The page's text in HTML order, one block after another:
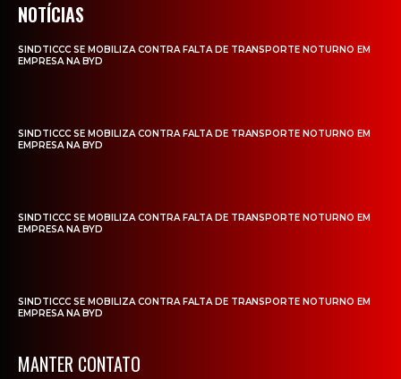
NOTÍCIAS
SINDTICCC SE MOBILIZA CONTRA FALTA DE TRANSPORTE NOTURNO EM
EMPRESA NA BYD
SINDTICCC SE MOBILIZA CONTRA FALTA DE TRANSPORTE NOTURNO EM
EMPRESA NA BYD
SINDTICCC SE MOBILIZA CONTRA FALTA DE TRANSPORTE NOTURNO EM
EMPRESA NA BYD
SINDTICCC SE MOBILIZA CONTRA FALTA DE TRANSPORTE NOTURNO EM
EMPRESA NA BYD
MANTER CONTATO